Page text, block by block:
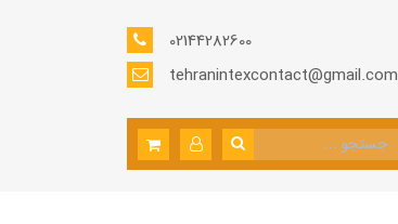
02144282600
tehranintexcontact@gmail.com